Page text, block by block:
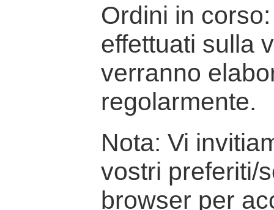
Ordini in
effettuati sulla
verranno
regolarmente.
Nota: Vi
vostri preferiti/
browser per